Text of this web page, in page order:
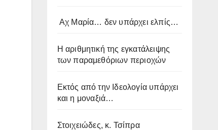
Αχ Μαρία… δεν υπάρχει ελπίς…
Η αριθμητική της εγκατάλειψης
των παραμεθόριων περιοχών
Εκτός από την Ιδεολογία υπάρχει
και η μοναξιά…
Στοιχειώδες, κ. Τσίπρα